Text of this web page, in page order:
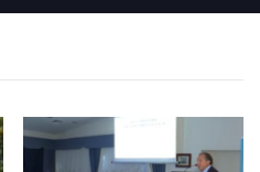
CASSINO: Gli amministratori sulla
FONDI: Testimonianza portalettere
6 anni fa